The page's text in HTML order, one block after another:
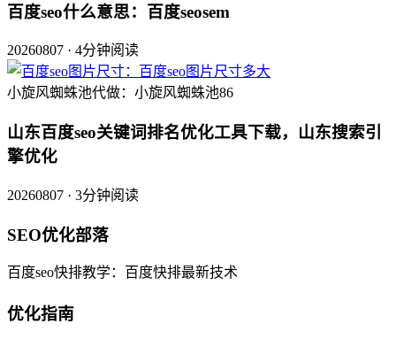
百度seo什么意思：百度seosem
20260807 · 4分钟阅读
小旋风蜘蛛池代做：小旋风蜘蛛池86
山东百度seo关键词排名优化工具下载，山东搜索引
擎优化
20260807 · 3分钟阅读
SEO优化部落
百度seo快排教学：百度快排最新技术
优化指南